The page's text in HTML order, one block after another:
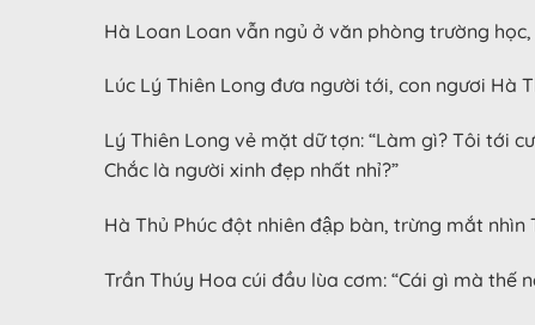
Hà Loan Loan vẫn ngủ ở văn phòng trường
Lúc Lý Thiên Long đưa người tới, con ngươi Hà
Lý Thiên Long vẻ mặt dữ tợn: “Làm gì? Tôi tới
Chắc là người xinh đẹp nhất nhỉ?”
Hà Thủ Phúc đột nhiên đập bàn, trừng mắt nhìn
Trần Thúy Hoa cúi đầu lùa cơm: “Cái gì mà